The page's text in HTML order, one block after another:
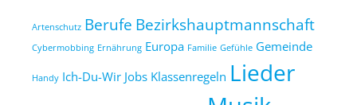
Artenschutz Berufe Bezirkshauptmannschaft
Cybermobbing Ernährung Europa Familie Gefühle Gemeinde
Handy Ich-Du-Wir Jobs Klassenregeln Lieder